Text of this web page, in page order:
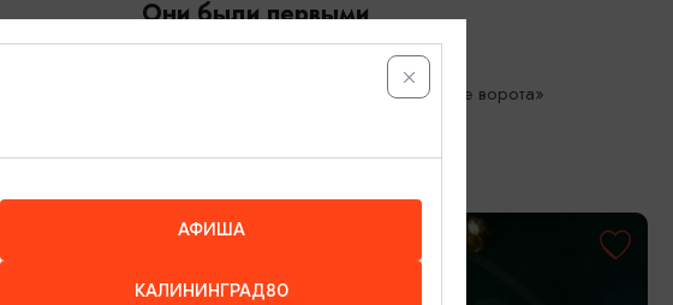
Они были первыми
Калининград, Музей «Фридландские ворота»
АФИША
КАЛИНИНГРАД80